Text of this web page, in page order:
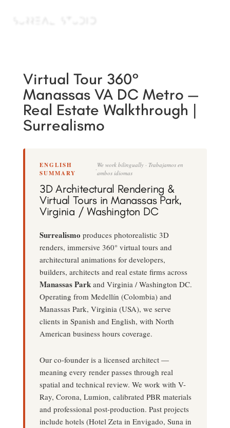
Virtual Tour 360°
Manassas VA DC Metro —
Real Estate Walkthrough |
Surrealismo
ENGLISH
SUMMARY
·
We work bilingually · Trabajamos en
ambos idiomas
3D Architectural Rendering &
Virtual Tours in Manassas Park,
Virginia / Washington DC
Surrealismo produces photorealistic 3D
renders, immersive 360° virtual tours and
architectural animations for developers,
builders, architects and real estate firms across
Manassas Parkand Virginia / Washington DC.
Operating from Medellín (Colombia) and
Manassas Park, Virginia (USA), we serve
clients in Spanish and English, with North
American business hours coverage.
Our co-founder is a licensed architect —
meaning every render passes through real
spatial and technical review. We work with V-
Ray, Corona, Lumion, calibrated PBR materials
and professional post-production. Past projects
include hotels (Hotel Zeta in Envigado, Suna in